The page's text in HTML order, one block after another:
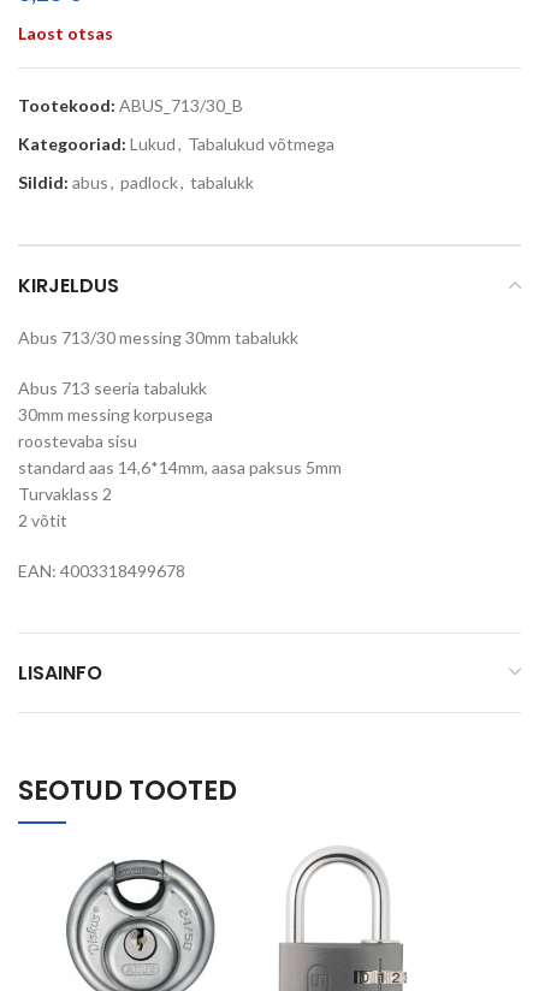
Laost otsas
Tootekood: ABUS_713/30_B
Kategooriad: Lukud, Tabalukud võtmega
Sildid: abus, padlock, tabalukk
KIRJELDUS
Abus 713/30 messing 30mm tabalukk
Abus 713 seeria tabalukk
30mm messing korpusega
roostevaba sisu
standard aas 14,6*14mm, aasa paksus 5mm
Turvaklass 2
2 võtit
EAN: 4003318499678
LISAINFO
SEOTUD TOOTED